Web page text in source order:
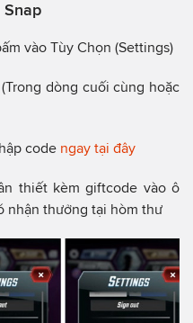
Snap
vào Tùy Chọn (Settings)
dòng cuối cùng hoặc
code ngay tại đây
thiết kèm giftcode vào ô
nhận thưởng tại hòm thư